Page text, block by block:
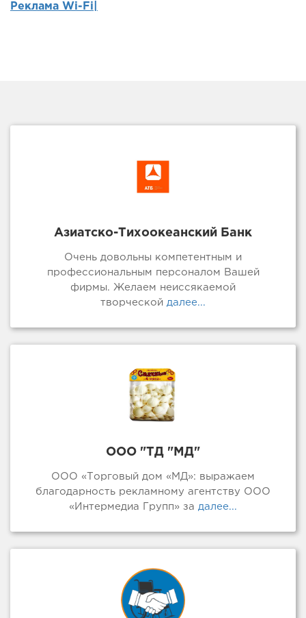
Реклама Wi-Fi|
Азиатско-Тихоокеанский Банк
Очень довольны компетентным и
профессиональным персоналом Вашей
фирмы. Желаем неиссякаемой
творческой далее...
ООО "ТД "МД"
ООО «Торговый дом «МД»: выражаем
благодарность рекламному агентству ООО
«Интермедиа Групп» за далее...